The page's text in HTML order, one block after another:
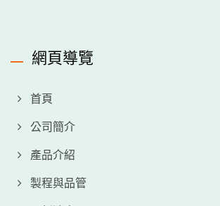
網頁導覽
首頁
公司簡介
產品介紹
製程與品管